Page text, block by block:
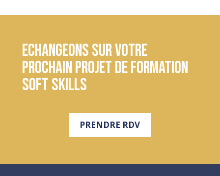
Echangeons sur votre
prochain projet de formation
soft skills
PRENDRE RDV